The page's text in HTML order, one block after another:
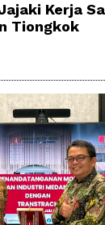
Kerja
Tiongkok